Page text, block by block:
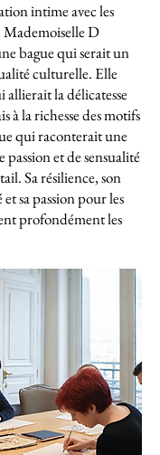
intime avec les
Mademoiselle D
bague qui serait un
culturelle. Elle
la délicatesse
à la richesse des motifs
qui raconterait une
et de sensualité
Sa résilience, son
sa passion pour les
profondément les